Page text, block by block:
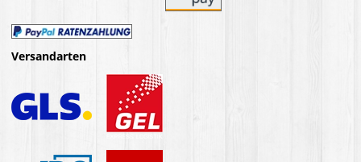
Versandarten